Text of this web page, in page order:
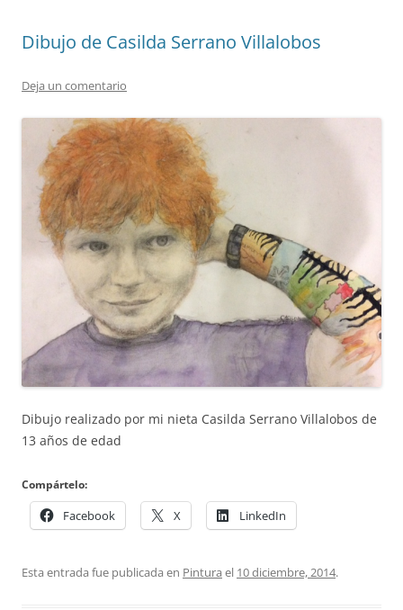
Dibujo de Casilda Serrano Villalobos
Deja un comentario
Dibujo realizado por mi nieta Casilda Serrano Villalobos de
13 años de edad
Compártelo:
Facebook X LinkedIn
Esta entrada fue publicada en Pintura el 10 diciembre, 2014.